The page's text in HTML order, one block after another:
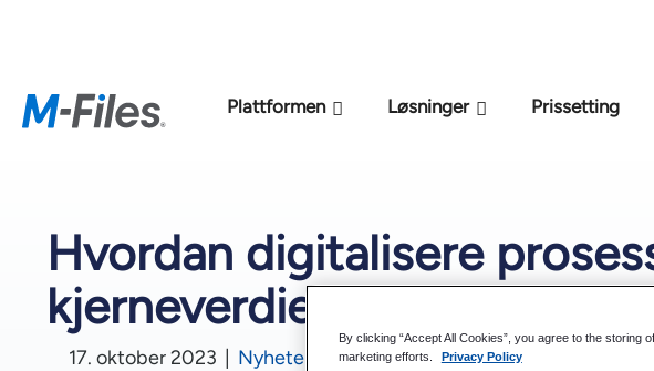
Plattformen Løsninger Prissetting
Hvordan digitalisere
kjerneverdier
17. oktober 2023 Nyheter og industri Lesetid: 1 min
Ny M-Files AI-
By clicking “Accept All Cookies”, you agree to the
marketing efforts.
Privacy Policy